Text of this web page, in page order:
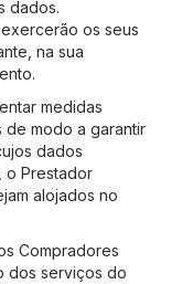
dados.
os seus
na sua
medidas
de modo a garantir
dados
o Prestador
alojados no
Compradores
dos serviços do